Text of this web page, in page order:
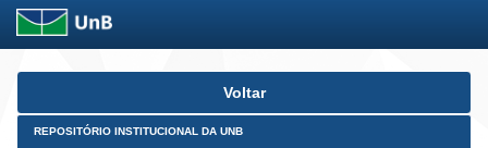
Skip
Voltar
REPOSITÓRIO INSTITUCIONAL DA UNB